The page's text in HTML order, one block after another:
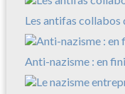
Les antifas collabos
Anti-nazisme : en